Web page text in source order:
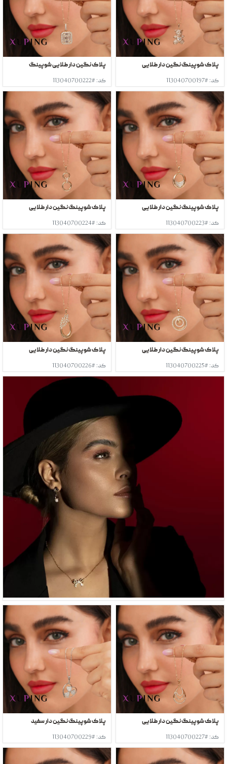
پلاک شوپینگ نگین دار طلایی
کد: #113040700197
پلاک نگین دار طلایی شوپینگ
کد: #113040700222
پلاک شوپینگ نگین دار طلایی
کد: #113040700223
پلاک شوپینگ نگین دار طلایی
کد: #113040700224
پلاک شوپینگ نگین دار طلایی
کد: #113040700225
پلاک شوپینگ نگین دار طلایی
کد: #113040700226
پلاک شوپینگ نگین دار طلایی
کد: #113040700227
پلاک شوپینگ نگین دار سفید
کد: #113040700229